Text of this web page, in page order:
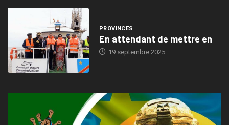
PROVINCES
En attendant de mettre en
19 septembre 2025